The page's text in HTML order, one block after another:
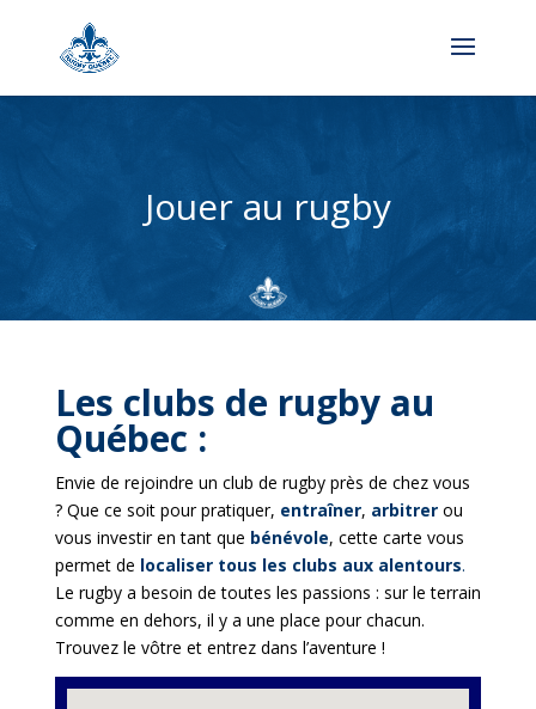
Jouer au rugby
Les clubs de rugby au
Québec :
Envie de rejoindre un club de rugby près de chez vous
? Que ce soit pour pratiquer, entraîner, arbitrerou
vous investir en tant que bénévole, cette carte vous
permet de localiser tous les clubs aux alentours.
Le rugby a besoin de toutes les passions : sur le terrain
comme en dehors, il y a une place pour chacun.
Trouvez le vôtre et entrez dans l’aventure !